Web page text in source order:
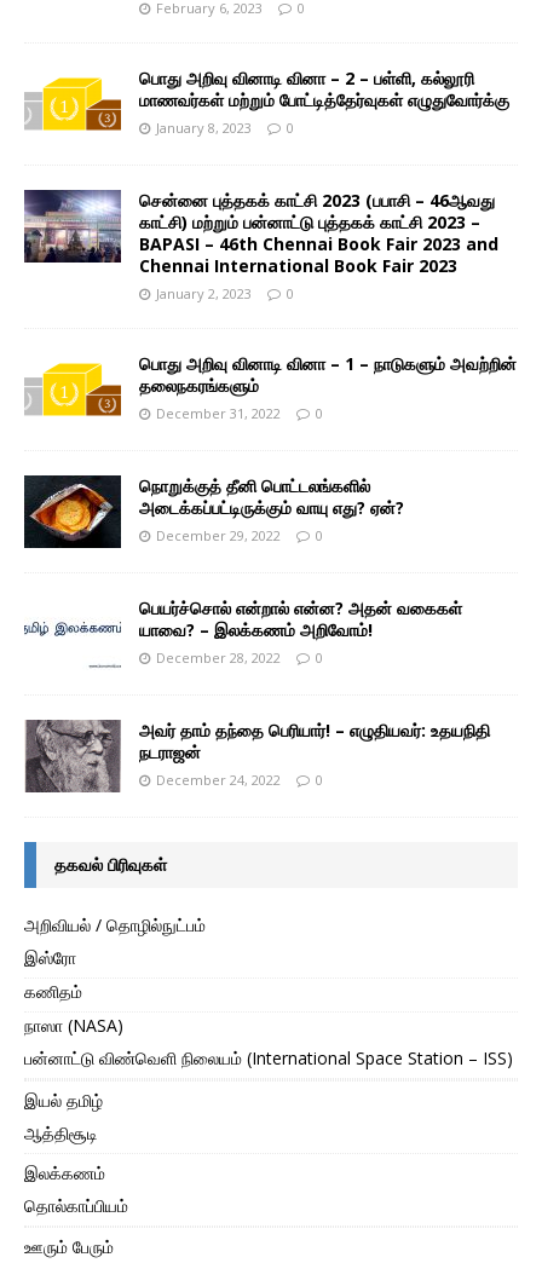
February 6, 2023 0
பொது அறிவு வினாடி வினா – 2 – பள்ளி, கல்லூரி
மாணவர்கள் மற்றும் போட்டித்தேர்வுகள் எழுதுவோர்க்கு
January 8, 2023 0
சென்னை புத்தகக் காட்சி 2023 (பபாசி – 46ஆவது
காட்சி) மற்றும் பன்னாட்டு புத்தகக் காட்சி 2023 –
BAPASI – 46th Chennai Book Fair 2023 and
Chennai International Book Fair 2023
January 2, 2023 0
பொது அறிவு வினாடி வினா – 1 – நாடுகளும் அவற்றின்
தலைநகரங்களும்
December 31, 2022 0
நொறுக்குத் தீனி பொட்டலங்களில்
அடைக்கப்பட்டிருக்கும் வாயு எது? ஏன்?
December 29, 2022 0
பெயர்ச்சொல் என்றால் என்ன? அதன் வகைகள்
யாவை? – இலக்கணம் அறிவோம்!
December 28, 2022 0
அவர் தாம் தந்தை பெரியார்! – எழுதியவர்: உதயநிதி
நடராஜன்
December 24, 2022 0
தகவல் பிரிவுகள்
அறிவியல் / தொழில்நுட்பம்
இஸ்ரோ
கணிதம்
நாஸா (NASA)
பன்னாட்டு விண்வெளி நிலையம் (International Space Station – ISS)
இயல் தமிழ்
ஆத்திசூடி
இலக்கணம்
தொல்காப்பியம்
ஊரும் பேரும்